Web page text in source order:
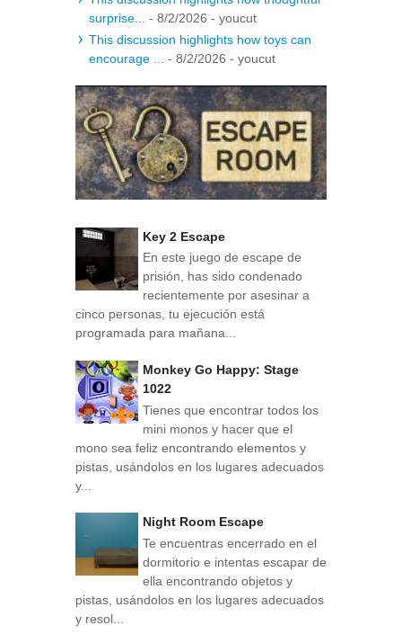
surprise...
- 8/2/2026 - youcut
This discussion highlights how toys can
encourage ...
- 8/2/2026 - youcut
Key 2 Escape
En este juego de escape de
prisión, has sido condenado
recientemente por asesinar a
cinco personas, tu ejecución está
programada para mañana...
Monkey Go Happy: Stage
1022
Tienes que encontrar todos los
mini monos y hacer que el
mono sea feliz encontrando elementos y
pistas, usándolos en los lugares adecuados
y...
Night Room Escape
Te encuentras encerrado en el
dormitorio e intentas escapar de
ella encontrando objetos y
pistas, usándolos en los lugares adecuados
y resol...